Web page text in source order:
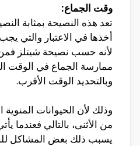
وقت الجماع:
تعد هذه النصيحة بمثابة
أخذها في الاعتبار والتي
لأنه حسب نصيحة شيتلز
ممارسة الجماع في الوقت
وبالتحديد الوقت الأقرب.
وذلك لأن الحيوانات
من الأثنى، بالتالي فعندما
يسبب ذلك بعض المشاكل